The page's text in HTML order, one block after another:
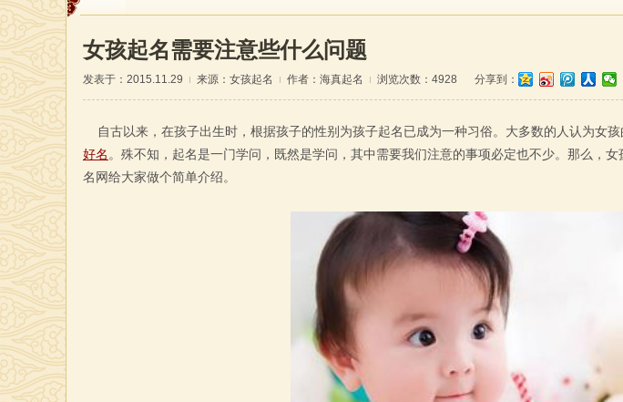
女孩起名需要注意些什么问题
发表于：2015.11.29 来源： 女孩起名 作者：海真起名 浏览次数：4928 分享到：
自古以来，在孩子出生时，根据孩子的性别为孩子起名已成为一种习俗。大多数的人认为女
好名 。殊不知，起名是一门学问，既然是学问，其中需要我们注意的事项必定也不少。那么，
名网给大家做个简单介绍。